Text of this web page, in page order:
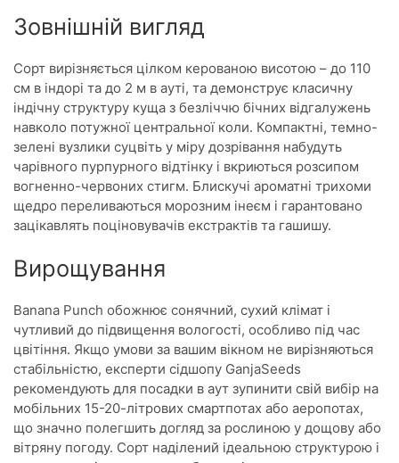
Зовнішній вигляд
Сорт вирізняється цілком керованою висотою – до 110
см в індорі та до 2 м в ауті, та демонструє класичну
індічну структуру куща з безліччю бічних відгалужень
навколо потужної центральної коли. Компактні, темно-
зелені вузлики суцвіть у міру дозрівання набудуть
чарівного пурпурного відтінку і вкриються розсипом
вогненно-червоних стигм. Блискучі ароматні трихоми
щедро переливаються морозним інеєм і гарантовано
зацікавлять поціновувачів екстрактів та гашишу.
Вирощування
Banana Punch обожнює сонячний, сухий клімат і
чутливий до підвищення вологості, особливо під час
цвітіння. Якщо умови за вашим вікном не вирізняються
стабільністю, експерти сідшопу GanjaSeeds
рекомендують для посадки в аут зупинити свій вибір на
мобільних 15-20-літрових смартпотах або аеропотах,
що значно полегшить догляд за рослиною у дощову або
вітряну погоду. Сорт наділений ідеальною структурою і